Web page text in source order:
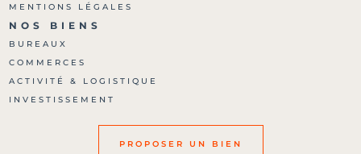
MENTIONS LÉGALES
NOS BIENS
BUREAUX
COMMERCES
ACTIVITÉ & LOGISTIQUE
INVESTISSEMENT
PROPOSER UN BIEN